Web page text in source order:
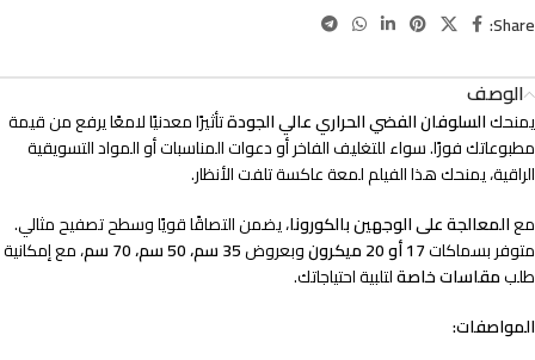
Share:
الوصف
يمنحكالسلوفان الفضي الحراري عالي الجودةتأثيرًا معدنيًا لامعًا يرفع من قيمة
مطبوعاتك فورًا. سواء للتغليف الفاخر أو دعوات المناسبات أو المواد التسويقية
الراقية، يمنحك هذا الفيلم لمعة عاكسة تلفت الأنظار.
معالمعالجة على الوجهين بالكورونا، يضمن التصاقًا قويًا وسطح تصفيح مثالي.
متوفر بسماكات17 أو 20 ميكرون وبعروض35 سم، 50 سم، 70 سم
، مع إمكانية
طلبمقاسات خاصةلتلبية احتياجاتك.
المواصفات: